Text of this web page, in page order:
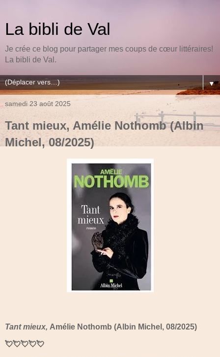
La bibli de Val
Je crée ce blog pour partager mes coups de cœur littéraires!
La bibli de Val.
▼
samedi 23 août 2025
Tant mieux, Amélie Nothomb (Albin
Michel, 08/2025)
Tant mieux, Amélie Nothomb (Albin Michel, 08/2025)
💘💘💘💘💘